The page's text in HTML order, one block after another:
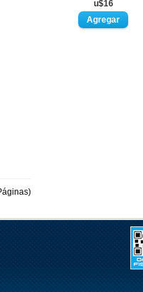
u$16